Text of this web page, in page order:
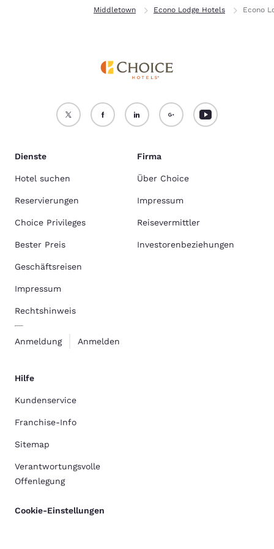
Middletown Econo Lodge Hotels Econo
Dienste
Hotel suchen
Reservierungen
Choice Privileges
Bester Preis
Geschäftsreisen
Impressum
Rechtshinweis
Anmeldung Anmelden
Firma
Über Choice
Impressum
Reisevermittler
Investorenbeziehungen
Hilfe
Kundenservice
Franchise-Info
Sitemap
Verantwortungsvolle
Offenlegung
Cookie-Einstellungen